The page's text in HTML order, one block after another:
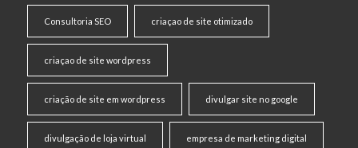
Consultoria SEO criaçao de site otimizado
criaçao de site wordpress
criação de site em wordpress divulgar site no google
divulgação de loja virtual empresa de marketing digital